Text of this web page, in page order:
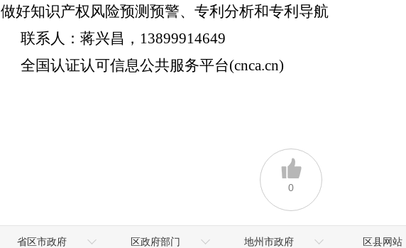
做好知识产权风险预测预警、专利分析和专利导航
联系人：蒋兴昌， 13899914649
全国认证认可信息公共服务平台(cnca.cn)
0
省区市政府 区政府部门 地州市政府 区县网站